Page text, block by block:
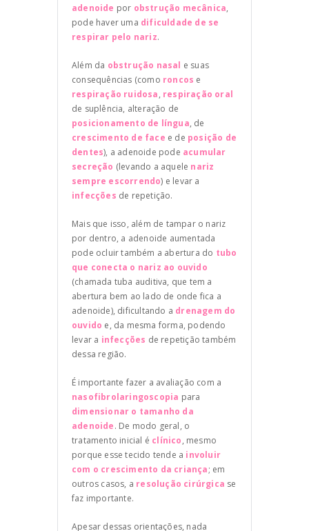
adenoide por obstrução mecânica,
pode haver uma dificuldade de se
respirar pelo nariz.
Além da obstrução nasal e suas
consequências (como roncos e
respiração ruidosa, respiração oral
de suplência, alteração de
posicionamento de língua, de
crescimento de face e de posição de
dentes), a adenoide pode acumular
secreção (levando a aquele nariz
sempre escorrendo) e levar a
infecções de repetição.
Mais que isso, além de tampar o nariz
por dentro, a adenoide aumentada
pode ocluir também a abertura do tubo
que conecta o nariz ao ouvido
(chamada tuba auditiva, que tem a
abertura bem ao lado de onde fica a
adenoide), dificultando a drenagem do
ouvido e, da mesma forma, podendo
levar a infecções de repetição também
dessa região.
É importante fazer a avaliação com a
nasofibrolaringoscopia para
dimensionar o tamanho da
adenoide. De modo geral, o
tratamento inicial é clínico, mesmo
porque esse tecido tende a involuir
com o crescimento da criança; em
outros casos, a resolução cirúrgica se
faz importante.
Apesar dessas orientações, nada